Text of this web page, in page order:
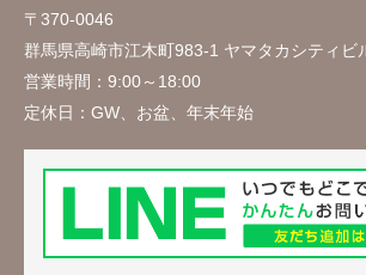
〒370-0046
群馬県高崎市江木町983-1 ヤマタカシティ
営業時間： 9:00～18:00
定休日： GW、お盆、年末年始